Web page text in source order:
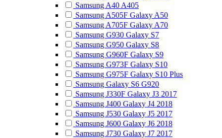
Samsung A40 A405
Samsung A505F Galaxy A50
Samsung A705F Galaxy A70
Samsung G930 Galaxy S7
Samsung G950 Galaxy S8
Samsung G960F Galaxy S9
Samsung G973F Galaxy S10
Samsung G975F Galaxy S10 Plus
Samsung Galaxy S6 G920
Samsung J330F Galaxy J3 2017
Samsung J400 Galaxy J4 2018
Samsung J530 Galaxy J5 2017
Samsung J600 Galaxy J6 2018
Samsung J730 Galaxy J7 2017